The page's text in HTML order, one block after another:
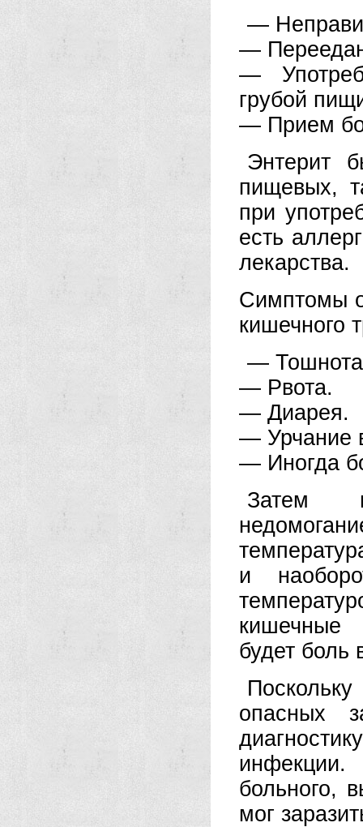
—
—
—
грубой
— Прием
Энтерит
пищевых,
при
есть
лекарства.
Симптомы
кишечного
—
— Рвота.
— Диарея.
— Урчание
— Иногда
Затем
и
кишечные
будет боль
опасных
больного,
мог